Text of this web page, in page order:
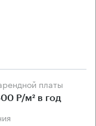
платы
Р/м² в год